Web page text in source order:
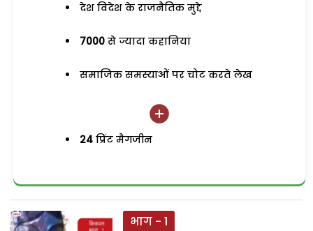
देश विदेश के राजनैतिक मुद्दे
7000 से ज्यादा कहानियां
समाजिक समस्याओं पर चोट करते लेख
24 प्रिंट मैगजीन
भाग - 1